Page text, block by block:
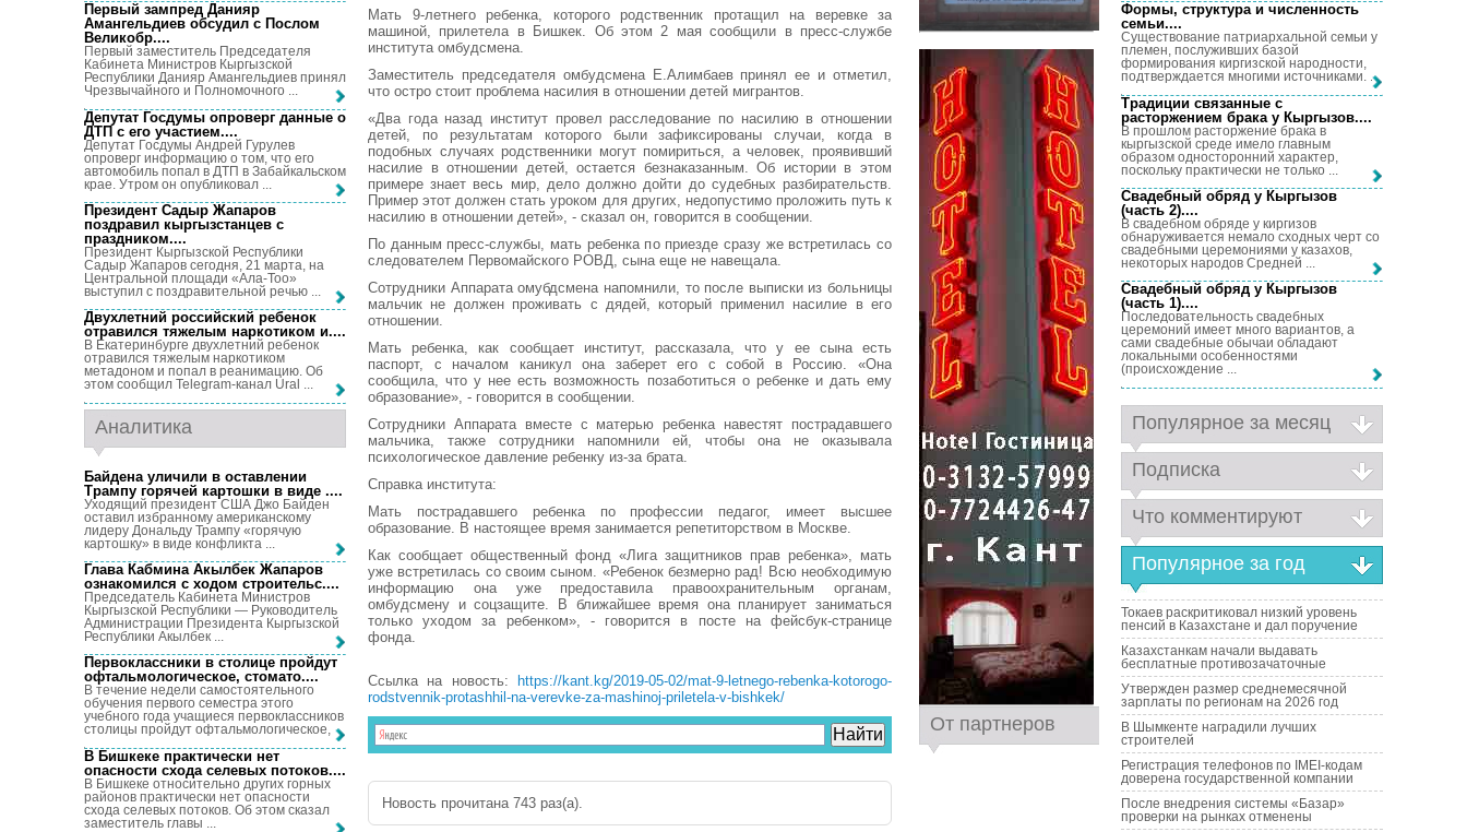
Мать 9-летнего ребенка, которого родственник протащил на веревке за
машиной, прилетела в Бишкек. Об этом 2 мая сообщили в пресс-службе
института омбудсмена.
Заместитель председателя омбудсмена Е.Алимбаев принял ее и отметил,
что остро стоит проблема насилия в отношении детей мигрантов.
«Два года назад институт провел расследование по насилию в отношении
детей, по результатам которого были зафиксированы случаи, когда в
подобных случаях родственники могут помириться, а человек, проявивший
насилие в отношении детей, остается безнаказанным. Об истории в этом
примере знает весь мир, дело должно дойти до судебных разбирательств.
Пример этот должен стать уроком для других, недопустимо проложить путь к
насилию в отношении детей», - сказал он, говорится в сообщении.
По данным пресс-службы, мать ребенка по приезде сразу же встретилась со
следователем Первомайского РОВД, сына еще не навещала.
Сотрудники Аппарата омубдсмена напомнили, то после выписки из больницы
мальчик не должен проживать с дядей, который применил насилие в его
отношении.
Мать ребенка, как сообщает институт, рассказала, что у ее сына есть
паспорт, с началом каникул она заберет его с собой в Россию. «Она
сообщила, что у нее есть возможность позаботиться о ребенке и дать ему
образование», - говорится в сообщении.
Сотрудники Аппарата вместе с матерью ребенка навестят пострадавшего
мальчика, также сотрудники напомнили ей, чтобы она не оказывала
психологическое давление ребенку из-за брата.
Справка института:
Мать пострадавшего ребенка по профессии педагог, имеет высшее
образование. В настоящее время занимается репетиторством в Москве.
Как сообщает общественный фонд «Лига защитников прав ребенка», мать
уже встретилась со своим сыном. «Ребенок безмерно рад! Всю необходимую
информацию она уже предоставила правоохранительным органам,
омбудсмену и соцзащите. В ближайшее время она планирует заниматься
только уходом за ребенком», - говорится в посте на фейсбук-странице
фонда.
Ссылка на новость:
https://kant.kg/2019-05-02/mat-9-letnego-rebenka-kotorogo-
rodstvennik-protashhil-na-verevke-za-mashinoj-priletela-v-bishkek/
Новость прочитана 743 раз(a).
Первый зампред Данияр
Амангельдиев обсудил с Послом
Великобр....
Первый заместитель Председателя
Кабинета Министров Кыргызской
Республики Данияр Амангельдиев принял
Чрезвычайного и Полномочного ...
Депутат Госдумы опроверг данные о
ДТП с его участием....
Депутат Госдумы Андрей Гурулев
опроверг информацию о том, что его
автомобиль попал в ДТП в Забайкальском
крае. Утром он опубликовал ...
Президент Садыр Жапаров
поздравил кыргызстанцев с
праздником....
Президент Кыргызской Республики
Садыр Жапаров сегодня, 21 марта, на
Центральной площади «Ала-Тоо»
выступил с поздравительной речью ...
Двухлетний российский ребенок
отравился тяжелым наркотиком и....
В Екатеринбурге двухлетний ребенок
отравился тяжелым наркотиком
метадоном и попал в реанимацию. Об
этом сообщил Telegram-канал Ural ...
Аналитика
Байдена уличили в оставлении
Трампу горячей картошки в виде ....
Уходящий президент США Джо Байден
оставил избранному американскому
лидеру Дональду Трампу «горячую
картошку» в виде конфликта ...
Глава Кабмина Акылбек Жапаров
ознакомился с ходом строительс....
Председатель Кабинета Министров
Кыргызской Республики — Руководитель
Администрации Президента Кыргызской
Республики Акылбек ...
Первоклассники в столице пройдут
офтальмологическое, стомато....
В течение недели самостоятельного
обучения первого семестра этого
учебного года учащиеся первоклассников
столицы пройдут офтальмологическое, ...
В Бишкеке практически нет
опасности схода селевых потоков....
В Бишкеке относительно других горных
районов практически нет опасности
схода селевых потоков. Об этом сказал
заместитель главы ...
От партнеров
Формы, структура и численность
семьи....
Существование патриархальной семьи у
племен, послуживших базой
формирования киргизской народности,
подтверждается многими источниками. ...
Традиции связанные с
расторжением брака у Кыргызов....
В прошлом расторжение брака в
кыргызской среде имело главным
образом односторонний характер,
поскольку практически не только ...
Свадебный обряд у Кыргызов
(часть 2)....
В свадебном обряде у киргизов
обнаруживается немало сходных черт со
свадебными церемониями у казахов,
некоторых народов Средней ...
Свадебный обряд у Кыргызов
(часть 1)....
Последовательность свадебных
церемоний имеет много вариантов, а
сами свадебные обычаи обладают
локальными особенностями
(происхождение ...
Популярное за месяц
Подписка
Что комментируют
Популярное за год
Токаев раскритиковал низкий уровень
пенсий в Казахстане и дал поручение
Казахстанкам начали выдавать
бесплатные противозачаточные
Утвержден размер среднемесячной
зарплаты по регионам на 2026 год
В Шымкенте наградили лучших
строителей
Регистрация телефонов по IMEI-кодам
доверена государственной компании
После внедрения системы «Базар»
проверки на рынках отменены